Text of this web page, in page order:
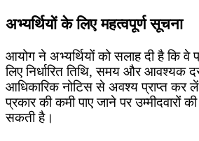
अभ्यर्थियों के लिए महत्वपूर्ण सूचना
आयोग ने अभ्यर्थियों को सलाह दी है कि वे
लिए निर्धारित तिथि, समय और आवश्यक
आधिकारिक नोटिस से अवश्य प्राप्त कर
प्रकार की कमी पाए जाने पर उम्मीदवारों की
सकती है।